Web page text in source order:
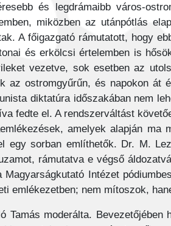
és legdrámaibb város-
miközben az utánpótlás
A főigazgató rámutatott, hogy
és erkölcsi értelemben is
vezetve, sok esetben az
az ostromgyűrűn, és napokon át
diktatúra időszakában nem
fedte el. A rendszerváltást
amelyek alapján ma
egy sorban említhetők. Dr. M.
rámutatva e végső
Magyarságkutató Intézet
emlékezetben; nem mítoszok,
Tamás moderálta.